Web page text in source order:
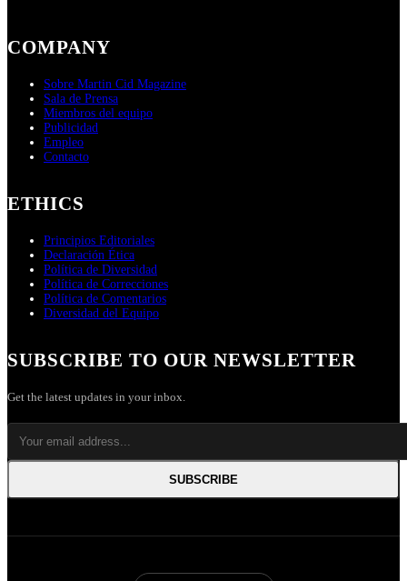
COMPANY
Sobre Martin Cid Magazine
Sala de Prensa
Miembros del equipo
Publicidad
Empleo
Contacto
ETHICS
Principios Editoriales
Declaración Ética
Política de Diversidad
Política de Correcciones
Política de Comentarios
Diversidad del Equipo
SUBSCRIBE TO OUR NEWSLETTER
Get the latest updates in your inbox.
SUBSCRIBE